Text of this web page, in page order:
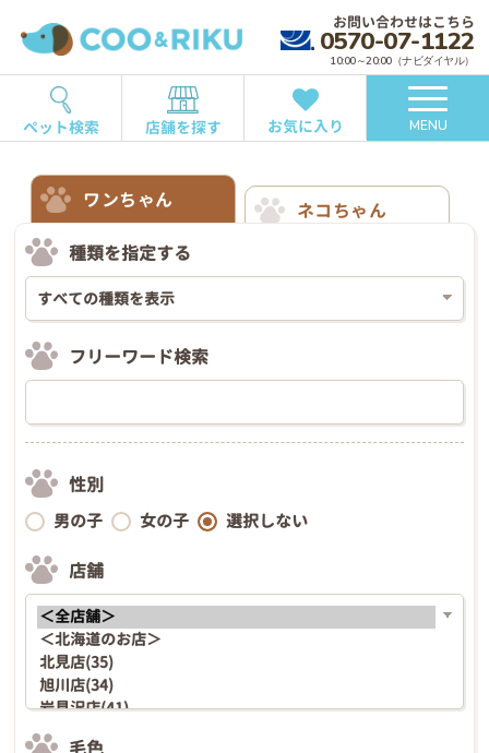
お問い合わせはこちら
0570-07-1122
10:00～20:00（ナビダイヤル）
ペット検索 店舗を探す お気に入り MENU
ワンちゃん
ネコちゃん
種類を指定する
フリーワード検索
性別
男の子 女の子 選択しない
店舗